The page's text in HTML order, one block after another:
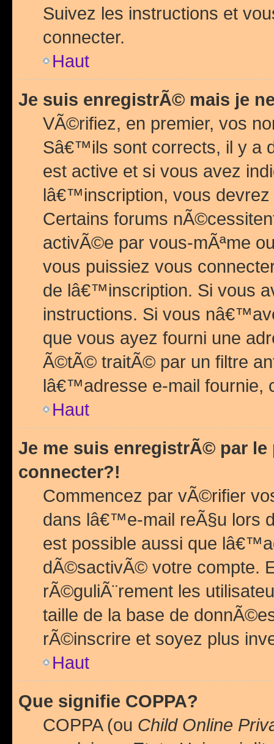
Suivez les instructions et
connecter.
Haut
Je suis enregistrÃ© mais je
VÃ©rifiez, en premier, vos
Sâ€™ils sont corrects, il y a
est active et si vous avez
lâ€™inscription, vous
Certains forums
activÃ©e par vous-mÃªme
vous puissiez vous
de lâ€™inscription. Si vous
instructions. Si vous
que vous ayez fourni une
Ã©tÃ© traitÃ© par un filtre
lâ€™adresse e-mail fournie,
Haut
Je me suis enregistrÃ© par
connecter?!
Commencez par vÃ©rifier
dans lâ€™e-mail reÃ§u lors
est possible aussi que
dÃ©sactivÃ© votre compte.
rÃ©guliÃ¨rement les
taille de la base de
rÃ©inscrire et soyez plus
Haut
Que signifie COPPA?
COPPA (ou Child Online